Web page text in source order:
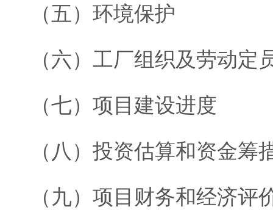
（五）环境保护
（六）工厂组织及劳动定
（七）项目建设进度
（八）投资估算和资金筹
（九）项目财务和经济评